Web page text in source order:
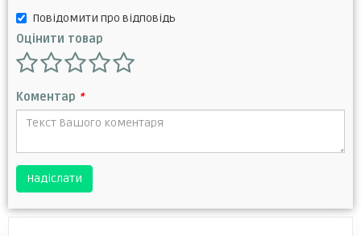
Повідомити про відповідь
Оцінити товар
Коментар *
Надіслати